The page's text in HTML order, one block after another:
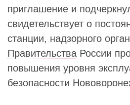
приглашение и
свидетельствует о
станции, надзорного
Правительства России
повышения уровня
безопасности